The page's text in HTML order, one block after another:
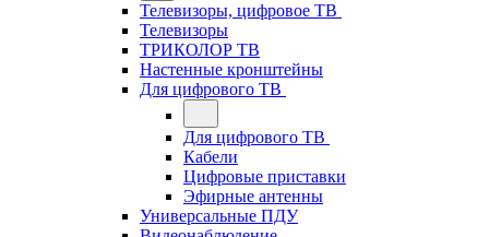
Телевизоры, цифровое ТВ
Телевизоры
ТРИКОЛОР ТВ
Настенные кронштейны
Для цифрового ТВ
Для цифрового ТВ
Кабели
Цифровые приставки
Эфирные антенны
Универсальные ПДУ